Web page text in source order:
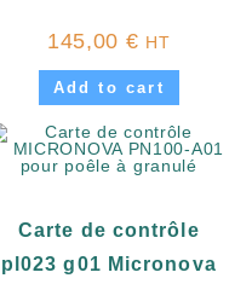
145,00 € HT
Add to cart
Carte de contrôle
pl023 g01 Micronova